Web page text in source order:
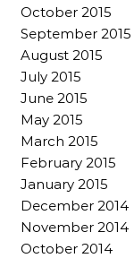
October 2015
September 2015
August 2015
July 2015
June 2015
May 2015
March 2015
February 2015
January 2015
December 2014
November 2014
October 2014